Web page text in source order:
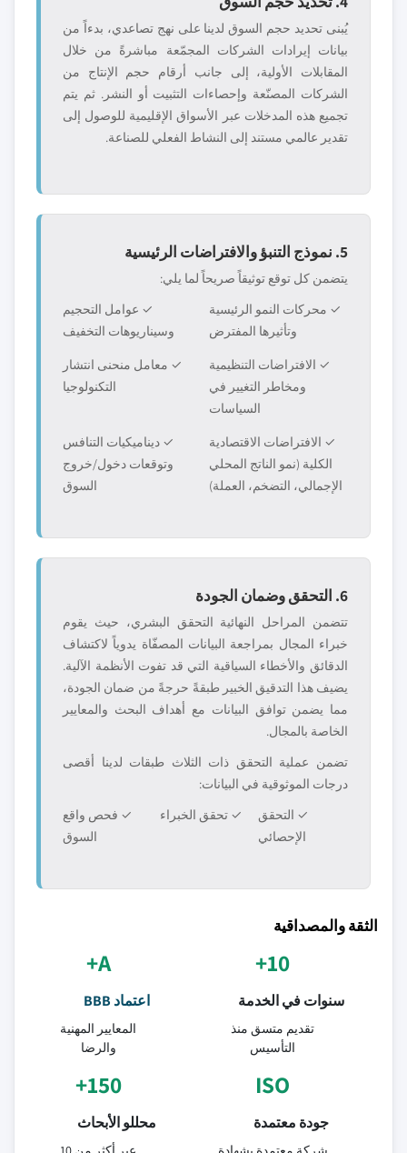
يُبنى تحديد حجم السوق لدينا على نهج تصاعدي، بدءاً من
بيانات إيرادات الشركات المجمّعة مباشرةً من خلال
المقابلات الأولية، إلى جانب أرقام حجم الإنتاج من
الشركات المصنّعة وإحصاءات التثبيت أو النشر. ثم يتم
تجميع هذه المدخلات عبر الأسواق الإقليمية للوصول إلى
تقدير عالمي مستند إلى النشاط الفعلي للصناعة.
5. نموذج التنبؤ والافتراضات الرئيسية
يتضمن كل توقع توثيقاً صريحاً لما يلي:
✓ محركات النمو الرئيسية
وتأثيرها المفترض
✓ عوامل التحجيم
وسيناريوهات التخفيف
✓ الافتراضات التنظيمية
ومخاطر التغيير في
السياسات
✓ معامل منحنى انتشار
التكنولوجيا
✓ الافتراضات الاقتصادية
الكلية (نمو الناتج المحلي
الإجمالي، التضخم، العملة)
✓ ديناميكيات التنافس
وتوقعات دخول/خروج
السوق
6. التحقق وضمان الجودة
تتضمن المراحل النهائية التحقق البشري، حيث يقوم
خبراء المجال بمراجعة البيانات المصفّاة يدوياً لاكتشاف
الدقائق والأخطاء السياقية التي قد تفوت الأنظمة الآلية.
يضيف هذا التدقيق الخبير طبقةً حرجةً من ضمان الجودة،
مما يضمن توافق البيانات مع أهداف البحث والمعايير
الخاصة بالمجال.
تضمن عملية التحقق ذات الثلاث طبقات لدينا أقصى
درجات الموثوقية في البيانات:
✓ التحقق
الإحصائي
✓ تحقق الخبراء
✓ فحص واقع
السوق
الثقة والمصداقية
10+
سنوات في الخدمة
تقديم متسق منذ
التأسيس
A+
اعتماد BBB
المعايير المهنية
والرضا
ISO
جودة معتمدة
150+
محللو الأبحاث